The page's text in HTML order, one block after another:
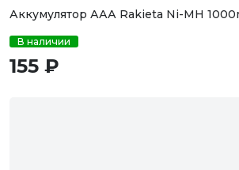
Аккумулятор ААА Rakieta Ni-MH
В наличии
155 ₽